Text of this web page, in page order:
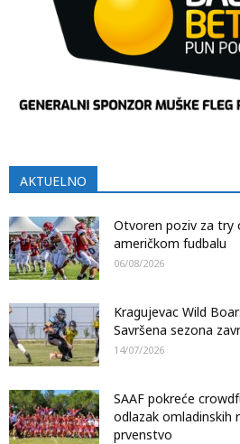
AKTUELNO
Otvoren poziv za try
američkom fudbalu
06/08/2026
Kragujevac Wild
Savršena sezona
14/07/2026
SAAF pokreće
odlazak omladinskih
prvenstvo